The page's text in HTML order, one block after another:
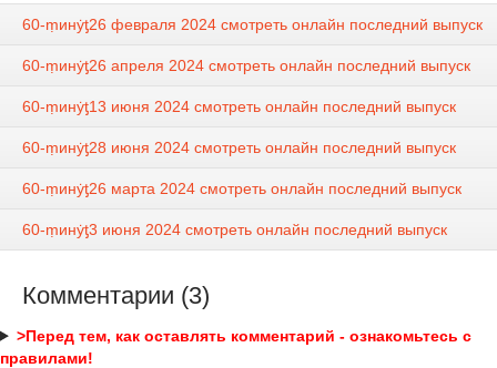
60-ṃинẏƫ26 февраля 2024 смотреть онлайн последний выпуск
60-ṃинẏƫ26 апреля 2024 смотреть онлайн последний выпуск
60-ṃинẏƫ13 июня 2024 смотреть онлайн последний выпуск
60-ṃинẏƫ28 июня 2024 смотреть онлайн последний выпуск
60-ṃинẏƫ26 марта 2024 смотреть онлайн последний выпуск
60-ṃинẏƫ3 июня 2024 смотреть онлайн последний выпуск
Комментарии (3)
>Перед тем, как оставлять комментарий - ознакомьтесь с
правилами!